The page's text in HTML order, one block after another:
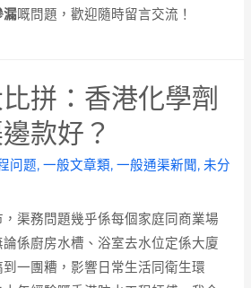
漏嘅問題，歡迎隨時留言交流！
拼：香港化學劑
款好？
问题,一般文章類,一般通渠新聞,未分
渠務問題幾乎係每個家庭同商業場
係廚房水槽、浴室去水位定係大廈
一團糟，影響日常生活同衛生環